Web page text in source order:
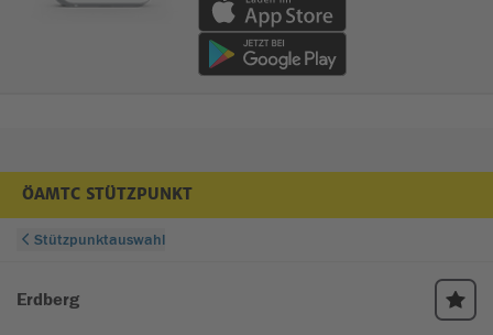
Download von App im Google Play Store
ÖAMTC STÜTZPUNKT